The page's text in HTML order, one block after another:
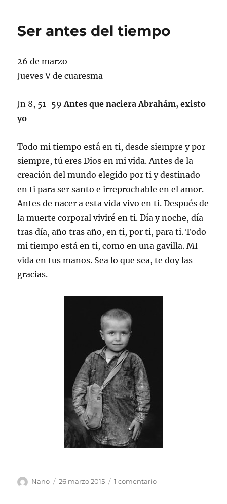
Ser antes del tiempo
26 de marzo
Jueves V de cuaresma
Jn 8, 51-59Antes que naciera Abrahám, existo
yo
Todo mi tiempo está en ti, desde siempre y por
siempre, tú eres Dios en mi vida. Antes de la
creación del mundo elegido por ti y destinado
en ti para ser santo e irreprochable en el amor.
Antes de nacer a esta vida vivo en ti. Después de
la muerte corporal viviré en ti. Día y noche, día
tras día, año tras año, en ti, por ti, para ti. Todo
mi tiempo está en ti, como en una gavilla. MI
vida en tus manos. Sea lo que sea, te doy las
gracias.
Autor
Nano
Publicado
26 marzo 2015 1 comentarioen